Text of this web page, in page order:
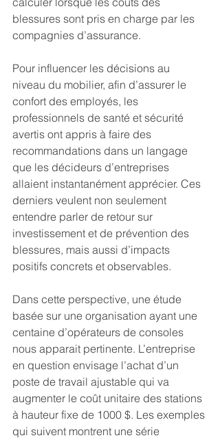
blessures sont pris en charge par les
compagnies d’assurance.
Pour influencer les décisions au
niveau du mobilier, afin d’assurer le
confort des employés, les
professionnels de santé et sécurité
avertis ont appris à faire des
recommandations dans un langage
que les décideurs d’entreprises
allaient instantanément apprécier. Ces
derniers veulent non seulement
entendre parler de retour sur
investissement et de prévention des
blessures, mais aussi d’impacts
positifs concrets et observables.
Dans cette perspective, une étude
basée sur une organisation ayant une
centaine d’opérateurs de consoles
nous apparait pertinente. L’entreprise
en question envisage l’achat d’un
poste de travail ajustable qui va
augmenter le coût unitaire des stations
à hauteur fixe de 1000 $. Les exemples
qui suivent montrent une série